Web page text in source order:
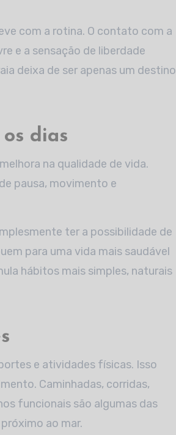
com a rotina. O contato com a
e a sensação de liberdade
deixa de ser apenas um destino
dias
na qualidade de vida.
pausa, movimento e
ter a possibilidade de
para uma vida mais saudável
hábitos mais simples, naturais
e atividades físicas. Isso
Caminhadas, corridas,
funcionais são algumas das
ao mar.